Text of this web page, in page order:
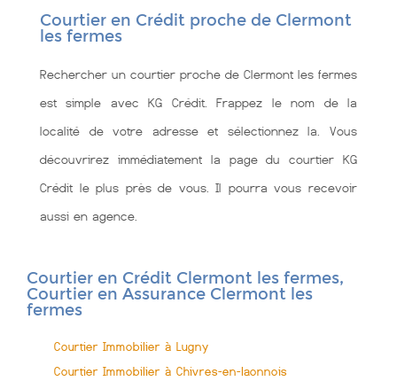
Courtier en Crédit proche de Clermont
les fermes
Rechercher un courtier proche de Clermont les fermes
est simple avec KG Crédit. Frappez le nom de la
localité de votre adresse et sélectionnez la. Vous
découvrirez immédiatement la page du courtier KG
Crédit le plus près de vous. Il pourra vous recevoir
aussi en agence.
Courtier en Crédit Clermont les fermes,
Courtier en Assurance Clermont les
fermes
Courtier Immobilier à Lugny
Courtier Immobilier à Chivres-en-laonnois